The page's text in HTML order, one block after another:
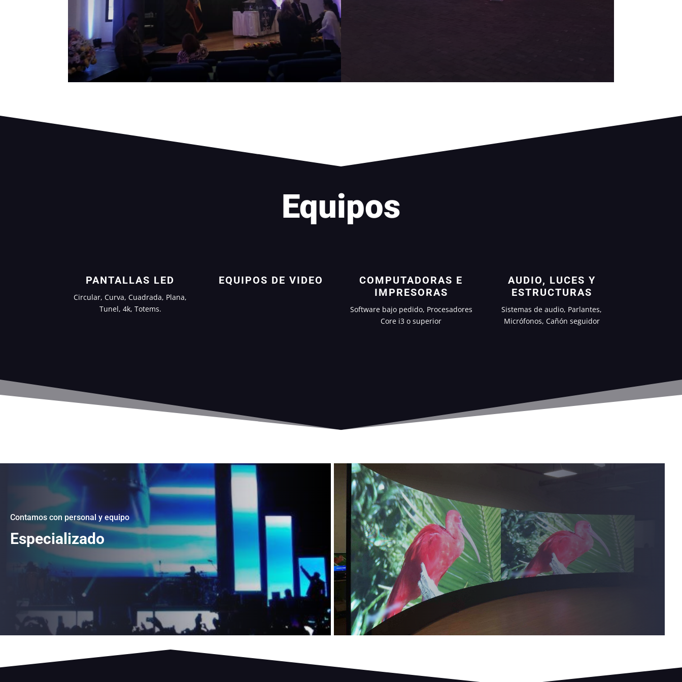
Equipos
PANTALLAS LED
Circular, Curva, Cuadrada, Plana,
Tunel, 4k, Totems.
EQUIPOS DE VIDEO
COMPUTADORAS E
IMPRESORAS
Software bajo pedido, Procesadores
Core i3 o superior
AUDIO, LUCES Y
ESTRUCTURAS
Sistemas de audio, Parlantes,
Micrófonos, Cañón seguidor
Contamos con personal y equipo
Especializado